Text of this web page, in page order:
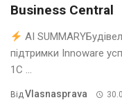
Business Central
AI
підтримки Innoware
1С ...
ВідVlasnasprava